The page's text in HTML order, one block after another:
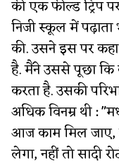
की एक फील्ड ट्रिप
निजी स्कूल में
की. उसने इस पर
है. मैंने उससे पूछा कि
करता है. उसकी
अधिक विनम्र थी :
आज काम मिल जाए,
लेगा, नहीं तो सादी